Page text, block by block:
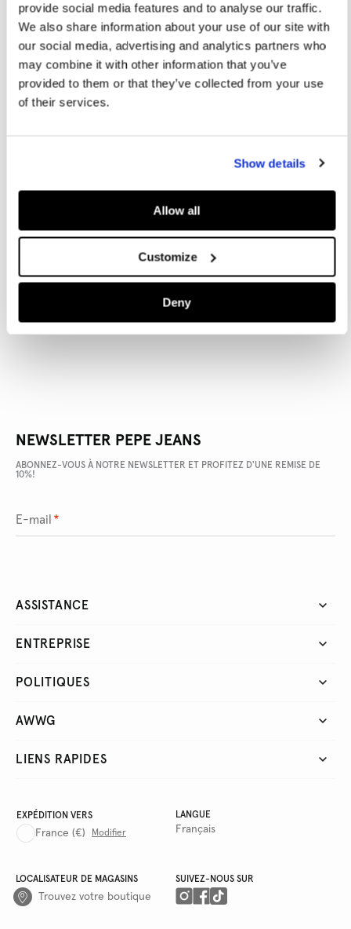
provide social media features and to analyse our traffic.
We also share information about your use of our site with
our social media, advertising and analytics partners who
may combine it with other information that you’ve
provided to them or that they’ve collected from your use
of their services.
Show details
Allow all
Customize
Deny
Le mannequin porte: S Taille du mannequin: 1.77 m
Guide des tailles
DÉTAILS DU PRODUIT
NEWSLETTER PEPE JEANS
ABONNEZ-VOUS À NOTRE NEWSLETTER ET PROFITEZ D'UNE REMISE DE
10%!
E-mail *
ASSISTANCE
ENTREPRISE
POLITIQUES
AWWG
LIENS RAPIDES
EXPÉDITION VERS
France (€) Modifier
LANGUE
Français
LOCALISATEUR DE MAGASINS
Trouvez votre boutique
SUIVEZ-NOUS SUR